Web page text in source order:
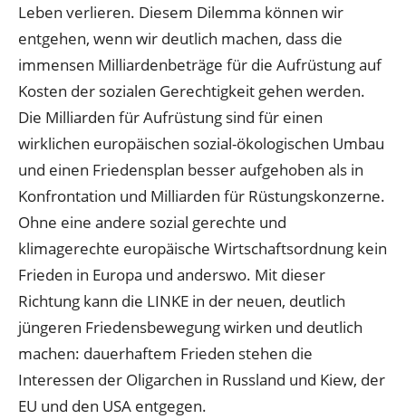
Leben verlieren. Diesem Dilemma können wir
entgehen, wenn wir deutlich machen, dass die
immensen Milliardenbeträge für die Aufrüstung auf
Kosten der sozialen Gerechtigkeit gehen werden.
Die Milliarden für Aufrüstung sind für einen
wirklichen europäischen sozial-ökologischen Umbau
und einen Friedensplan besser aufgehoben als in
Konfrontation und Milliarden für Rüstungskonzerne.
Ohne eine andere sozial gerechte und
klimagerechte europäische Wirtschaftsordnung kein
Frieden in Europa und anderswo. Mit dieser
Richtung kann die LINKE in der neuen, deutlich
jüngeren Friedensbewegung wirken und deutlich
machen: dauerhaftem Frieden stehen die
Interessen der Oligarchen in Russland und Kiew, der
EU und den USA entgegen.